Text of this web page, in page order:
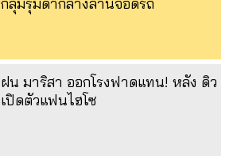
กลุ่มรุมด่ากลางลานจอดรถ
ฝน มาริสา ออกโรงฟาดแทน! หลัง ดิว
เปิดตัวแฟนไฮโซ